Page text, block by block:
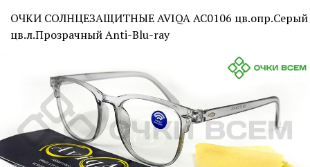
ОЧКИ СОЛНЦЕЗАЩИТНЫЕ AVIQA AC0106 цв.опр.Серый
цв.л.Прозрачный Anti-Blu-ray